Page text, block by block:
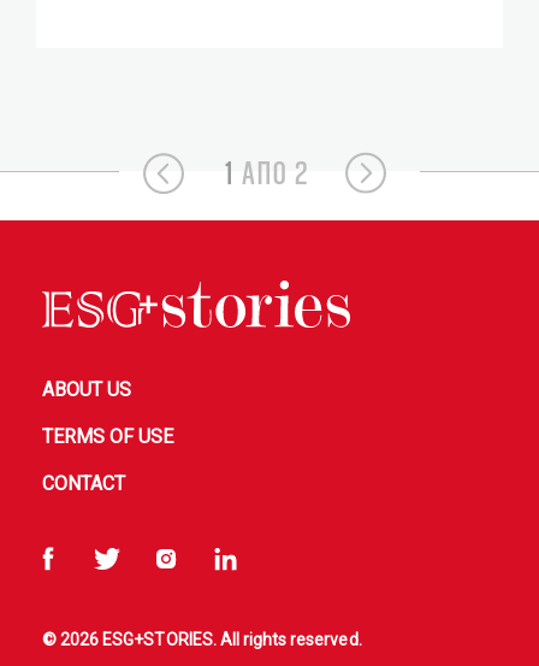
1 ΑΠΟ 2
ABOUT US
TERMS OF USE
CONTACT
© 2026 ESG+STORIES. All rights reserved.